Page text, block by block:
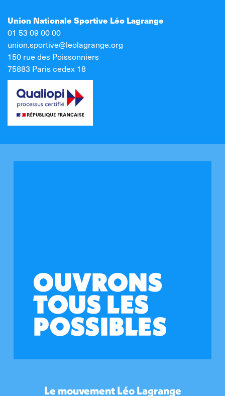
Union Nationale Sportive Léo Lagrange
01 53 09 00 00
union.sportive@leolagrange.org
150 rue des Poissonniers
75883 Paris cedex 18
Le mouvement Léo Lagrange